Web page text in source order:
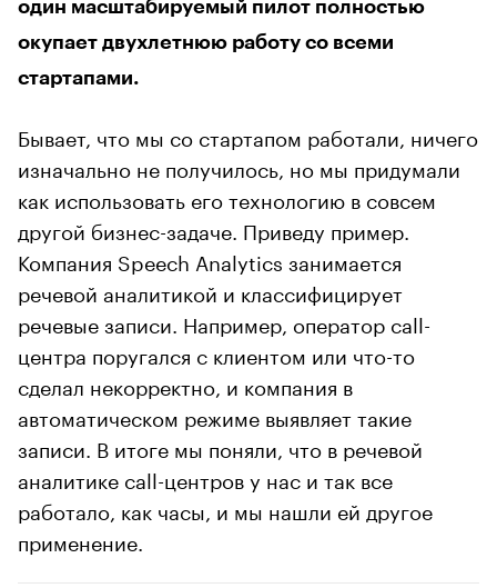
один масштабируемый пилот полностью
окупает двухлетнюю работу со всеми
стартапами.
Бывает, что мы со стартапом работали, ничего
изначально не получилось, но мы придумали
как использовать его технологию в совсем
другой бизнес-задаче. Приведу пример.
Компания Speech Analytics занимается
речевой аналитикой и классифицирует
речевые записи. Например, оператор call-
центра поругался с клиентом или что-то
сделал некорректно, и компания в
автоматическом режиме выявляет такие
записи. В итоге мы поняли, что в речевой
аналитике call-центров у нас и так все
работало, как часы, и мы нашли ей другое
применение.